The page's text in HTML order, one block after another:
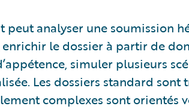
peut analyser une soumission
le dossier à partir de
simuler plusieurs
Les dossiers standard sont
complexes sont orientés